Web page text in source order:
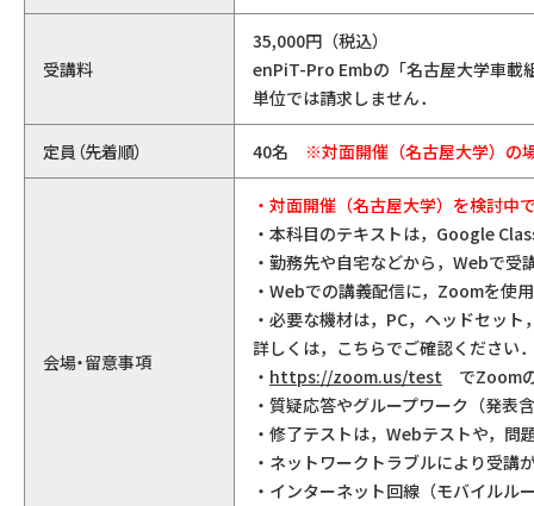
受講料
35,000円（税込）
enPiT-Pro Embの「名古屋大学車載
単位では請求しません．
定員（先着順） 40名 ※対面開催（名古屋大学）の
会場・留意事項
・対面開催（名古屋大学）を検討中
・本科目のテキストは，Google
・勤務先や自宅などから，Webで受
・Webでの講義配信に，Zoomを使
・必要な機材は，PC，ヘッドセッ
詳しくは，こちらでご確認ください
・ https://zoom.us/test でZoom
・質疑応答やグループワーク（発表
・修了テストは，Webテストや，
・ネットワークトラブルにより受講
・インターネット回線（モバイルル